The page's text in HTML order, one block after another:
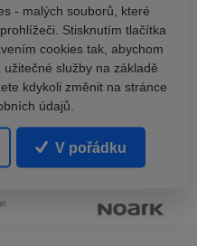
- malých souborů, které
Stisknutím tlačítka
cookies tak, abychom
služby na základě
kdykoli změnit na stránce
údajů.
V pořádku